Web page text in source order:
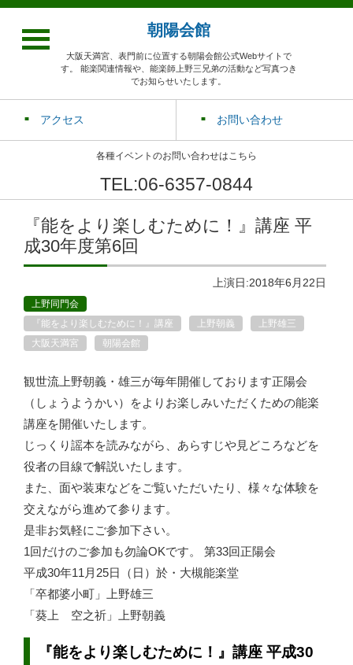
朝陽会館
大阪天満宮、表門前に位置する朝陽会館公式Webサイトで
す。 能楽関連情報や、能楽師上野三兄弟の活動など写真つき
でお知らせいたします。
アクセス お問い合わせ
各種イベントのお問い合わせはこちら
TEL:06-6357-0844
『能をより楽しむために！』講座 平
成30年度第6回
上演日:2018年6月22日
上野同門会
『能をより楽しむために！』講座
上野朝義
上野雄三
大阪天満宮
朝陽会館
観世流上野朝義・雄三が毎年開催しております正陽会
（しょうようかい）をよりお楽しみいただくための能楽
講座を開催いたします。
じっくり謡本を読みながら、あらすじや見どころなどを
役者の目線で解説いたします。
また、面や装束などをご覧いただいたり、様々な体験を
交えながら進めて参ります。
是非お気軽にご参加下さい。
1回だけのご参加も勿論OKです。 第33回正陽会
平成30年11月25日（日）於・大槻能楽堂
「卒都婆小町」上野雄三
「葵上 空之祈」上野朝義
『能をより楽しむために！』講座 平成30